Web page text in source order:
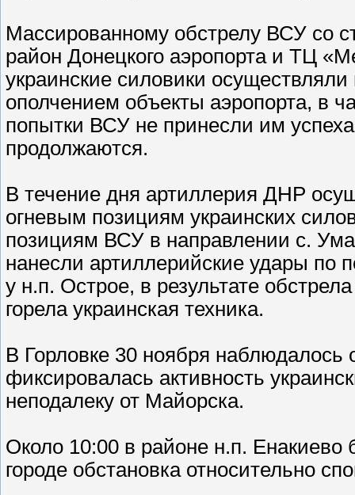
Массированному обстрелу ВСУ со
район Донецкого аэропорта и ТЦ
украинские силовики
ополчением объекты аэропорта, в
попытки ВСУ не принесли им
продолжаются.
В течение дня артиллерия ДНР
огневым позициям украинских
позициям ВСУ в направлении с.
нанесли артиллерийские удары по
у н.п. Острое, в результате
горела украинская техника.
В Горловке 30 ноября наблюдалось
фиксировалась активность
неподалеку от Майорска.
Около 10:00 в районе н.п.
городе обстановка относительно